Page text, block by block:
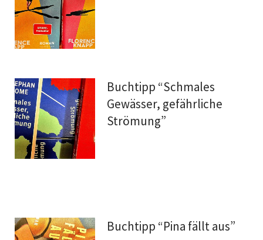
Buchtipp “Schmales
Gewässer, gefährliche
Strömung”
Buchtipp “Pina fällt aus”